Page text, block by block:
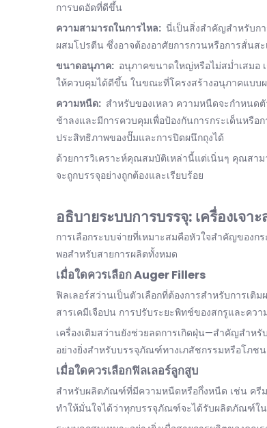
การบดอัดที่ดีขึ้น
ความสามารถในการไหล: นี่เป็นสิ่งสำคัญสำหรับกา
ผสมโปรตีน ซึ่งอาจต้องอาศัยการกวนหรือการสั่นส
ขนาดอนุภาค: อนุภาคขนาดใหญ่หรือไม่สม่ำเสมอ
ให้ควบคุมได้ดีขึ้น ในขณะที่โครงสร้างอนุภาคแบบผ
ความหนืด: สำหรับของเหลว ความหนืดจะกำหนด
ช้าลงและมีการควบคุมเพื่อป้องกันการกระเด็นหรื
ประสิทธิภาพของปั๊มและการปิดผนึกถุงได้
ด้วยการวิเคราะห์คุณสมบัติเหล่านี้แต่เนิ่นๆ คุณสาม
จะถูกบรรจุอย่างถูกต้องและเรียบร้อย
อธิบายระบบการบรรจุ: เครื่องเจ
การเลือกระบบจ่ายที่เหมาะสมคือหัวใจสำคัญของก
พอสำหรับสายการผลิตทั้งหมด
เมื่อใดควรเลือก Auger Fillers
ฟิลเลอร์สว่านเป็นตัวเลือกที่ต้องการสำหรับการเติ
สารเคมีเจือปน การปรับระยะพิทช์ของสกรูและคว
เครื่องเติมสว่านยังช่วยลดการเกิดฝุ่น—สำคัญสำห
อย่างยิ่งสำหรับบรรจุภัณฑ์ทางเภสัชกรรมหรือโภช
เมื่อใดควรเลือกฟิลเลอร์ลูกสูบ
สำหรับผลิตภัณฑ์ที่มีความหนืดหรือกึ่งหนืด เช่น ครี
ทำให้มั่นใจได้ว่าทุกบรรจุภัณฑ์จะได้รับผลิตภัณฑ์ใ